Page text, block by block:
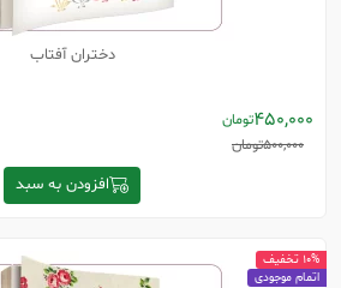
دختران آفتاب
450,000تومان
500,000تومان
افزودن به سبد
10% تخفیف
اتمام موجودی